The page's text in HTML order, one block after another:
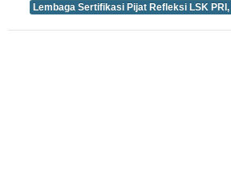
Lembaga Sertifikasi Pijat Refleksi LSK PRI,